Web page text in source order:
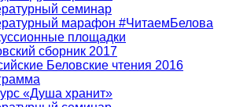
семинар
марафон #ЧитаемБелова
площадки
сборник 2017
Беловские чтения 2016
«Душа хранит»